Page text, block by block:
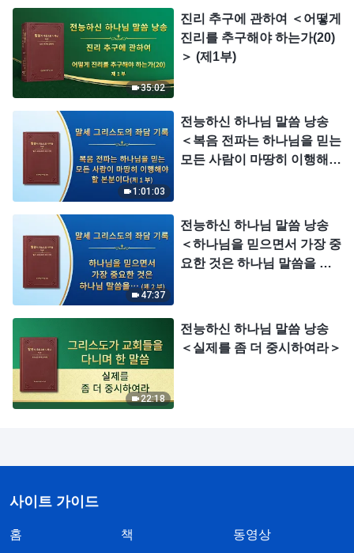
35:02
진리 추구에 관하여 ＜어떻게
진리를 추구해야 하는가(20)
＞ (제1부)
1:01:03
전능하신 하나님 말씀 낭송
＜복음 전파는 하나님을 믿는
모든 사람이 마땅히 이행해야
47:37
전능하신 하나님 말씀 낭송
＜하나님을 믿으면서 가장 중
요한 것은 하나님 말씀을 실
22:18
전능하신 하나님 말씀 낭송
＜실제를 좀 더 중시하여라＞
사이트 가이드
홈 책 동영상